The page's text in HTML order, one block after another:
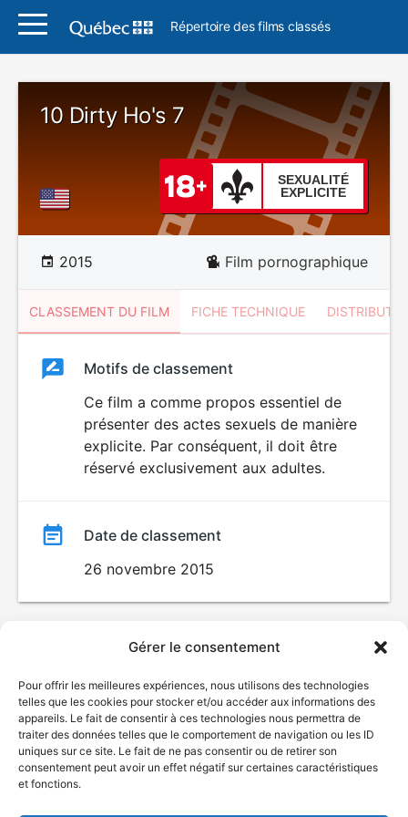
Gérer le consentement
Pour offrir les meilleures expériences, nous utilisons des technologies
telles que les cookies pour stocker et/ou accéder aux informations des
appareils. Le fait de consentir à ces technologies nous permettra de
traiter des données telles que le comportement de navigation ou les ID
uniques sur ce site. Le fait de ne pas consentir ou de retirer son
consentement peut avoir un effet négatif sur certaines caractéristiques
et fonctions.
Répertoire des films classés
10 Dirty Ho's 7
SEXUALITÉ
EXPLICITE
2015 Film pornographique
CLASSEMENT DU FILM FICHE TECHNIQUE
ClassementClassement
SEXUALITÉ
EXPLICITE
Motifs de classement
Ce film a comme propos essentiel de
présenter des actes sexuels de manière
explicite. Par conséquent, il doit être
réservé exclusivement aux adultes.
Date de classement
26 novembre 2015